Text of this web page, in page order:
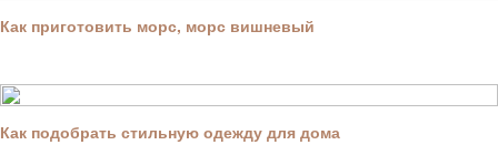
Как приготовить морс, морс вишневый
Как подобрать стильную одежду для дома